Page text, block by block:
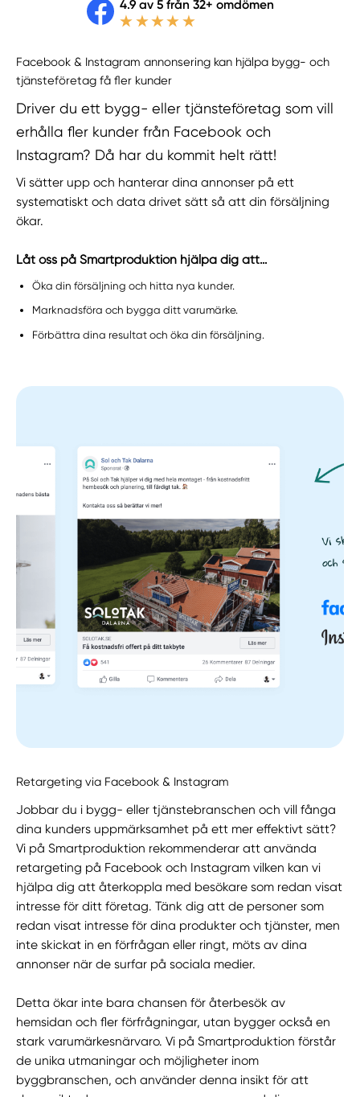
4.9 av 5 från 32+ omdömen
Facebook & Instagram annonsering kan hjälpa bygg- och
tjänsteföretag få fler kunder
Driver du ett bygg- eller tjänsteföretag som vill
erhålla fler kunder från Facebook och
Instagram? Då har du kommit helt rätt!
Vi sätter upp och hanterar dina annonser på ett
systematiskt och data drivet sätt så att din försäljning
ökar.
Låt oss på Smartproduktion hjälpa dig att…
Öka din försäljning och hitta nya kunder.
Marknadsföra och bygga ditt varumärke.
Förbättra dina resultat och öka din försäljning.
Retargeting via Facebook & Instagram
Jobbar du i bygg- eller tjänstebranschen och vill fånga
dina kunders uppmärksamhet på ett mer effektivt sätt?
Vi på Smartproduktion rekommenderar att använda
retargeting på Facebook och Instagram vilken kan vi
hjälpa dig att återkoppla med besökare som redan visat
intresse för ditt företag. Tänk dig att de personer som
redan visat intresse för dina produkter och tjänster, men
inte skickat in en förfrågan eller ringt, möts av dina
annonser när de surfar på sociala medier.
Detta ökar inte bara chansen för återbesök av
hemsidan och fler förfrågningar, utan bygger också en
stark varumärkesnärvaro. Vi på Smartproduktion förstår
de unika utmaningar och möjligheter inom
byggbranschen, och använder denna insikt för att